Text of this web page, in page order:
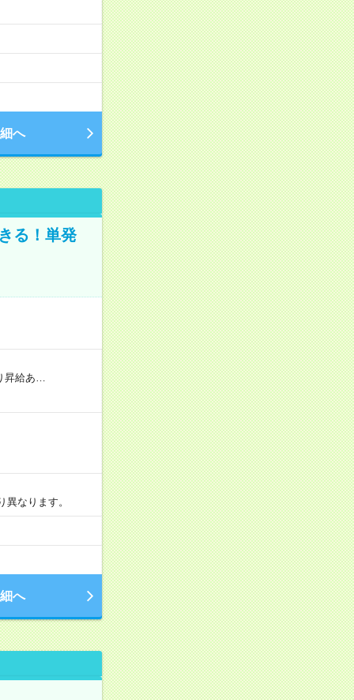
へ
る！単発
給あ…
なります。
へ